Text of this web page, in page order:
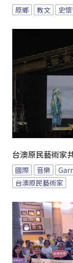
原鄉 教文 史
台澳原民藝術家
國際 音樂
台澳原民藝術家